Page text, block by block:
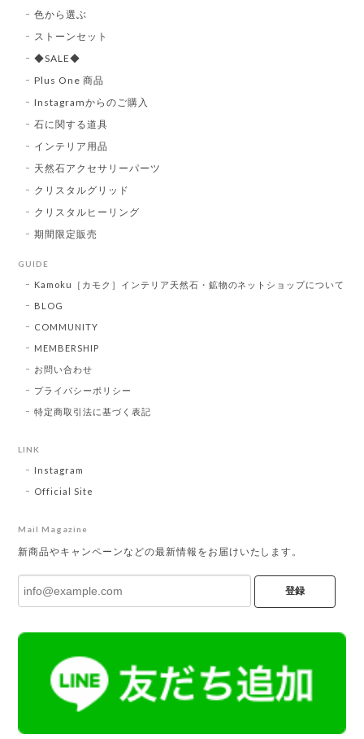
色から選ぶ
ストーンセット
◆SALE◆
Plus One 商品
Instagramからのご購入
石に関する道具
インテリア用品
天然石アクセサリーパーツ
クリスタルグリッド
クリスタルヒーリング
期間限定販売
GUIDE
Kamoku［カモク］インテリア天然石・鉱物のネットショップについて
BLOG
COMMUNITY
MEMBERSHIP
お問い合わせ
プライバシーポリシー
特定商取引法に基づく表記
LINK
Instagram
Official Site
Mail Magazine
新商品やキャンペーンなどの最新情報をお届けいたします。
登録